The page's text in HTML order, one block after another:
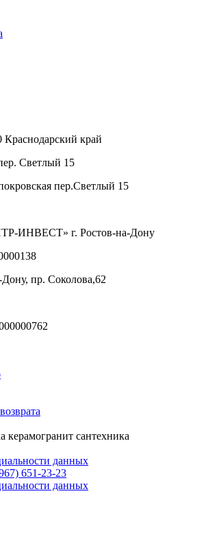
край
Светлый 15
пер.Светлый 15
ИНВЕСТ» г. Ростов-на-Дону
Дону, пр. Соколова,62
керамогранит сантехника
данных
651-23-23
данных